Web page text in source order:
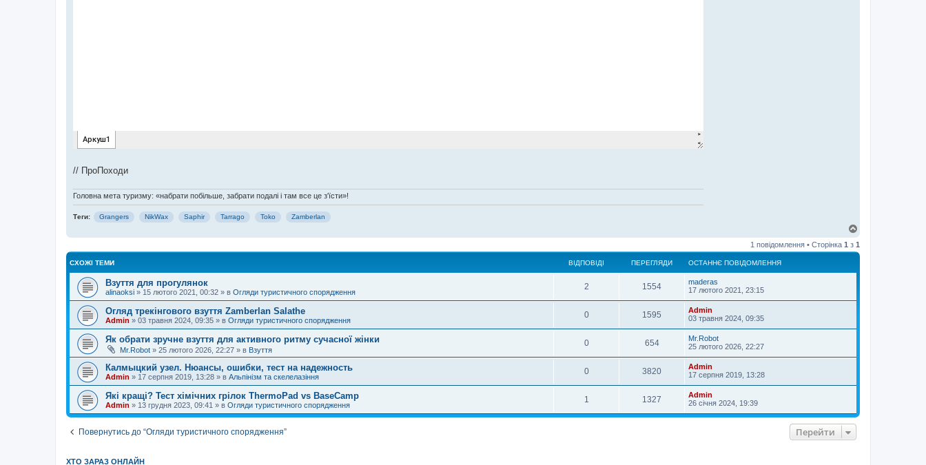
// ПроПоходи
Головна мета туризму: «набрати побільше, забрати подалі і там все це з'їсти»!
Теги: Grangers NikWax Saphir Tarrago Toko Zamberlan
г
о
1 повідомлення • Сторінка 1 з 1
СХОЖІ ТЕМИ ВІДПОВІДІ ПЕРЕГЛЯДИ ОСТАННЄ ПОВІДОМЛЕННЯ
Взуття для прогулянок
alinaoksi » 15 лютого 2021, 00:32 » в Огляди туристичного спорядження
2 1554
maderas
17 лютого 2021, 23:15
Огляд трекінгового взуття Zamberlan Salathe
Admin » 03 травня 2024, 09:35 » в Огляди туристичного спорядження
0 1595
Admin
03 травня 2024, 09:35
Як обрати зручне взуття для активного ритму сучасної жінки
Mr.Robot » 25 лютого 2026, 22:27 » в Взуття
0 654
Mr.Robot
25 лютого 2026, 22:27
Калмыцкий узел. Нюансы, ошибки, тест на надежность
Admin » 17 серпня 2019, 13:28 » в Альпінізм та скелелазіння
0 3820
Admin
17 серпня 2019, 13:28
Які кращі? Тест хімічних грілок ThermoPad vs BaseCamp
Admin » 13 грудня 2023, 09:41 » в Огляди туристичного спорядження
1 1327
Admin
26 січня 2024, 19:39
Повернутись до “Огляди туристичного спорядження” Перейти
ХТО ЗАРАЗ ОНЛАЙН